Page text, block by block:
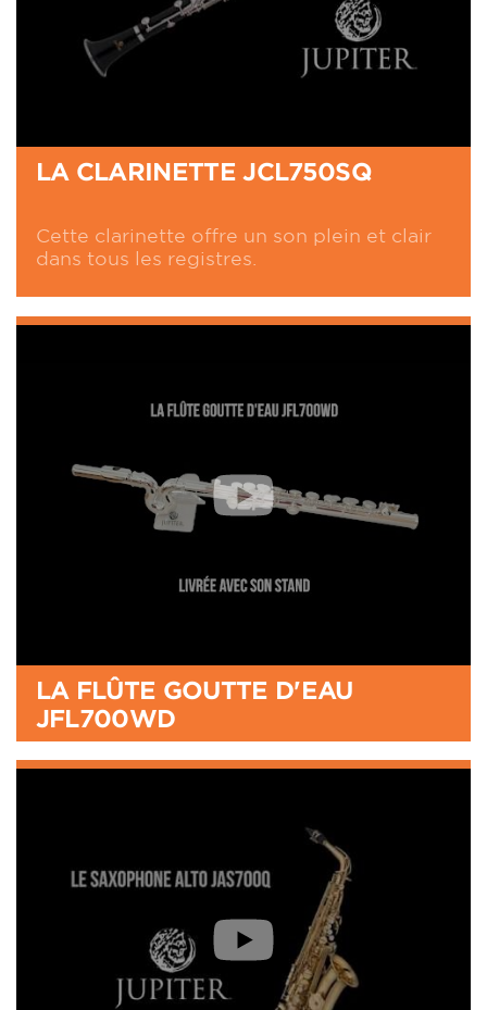
Vis de réglage sur levier d'Ut
Tampons en baudruche
Clé de douzième ergonomique
cordon
Ressorts en acier trempé
Étui Jupiter Light
LA CLARINETTE JCL750SQ
Cette clarinette offre un son plein et clair
dans tous les registres.
LA FLÛTE GOUTTE D'EAU
JFL700WD